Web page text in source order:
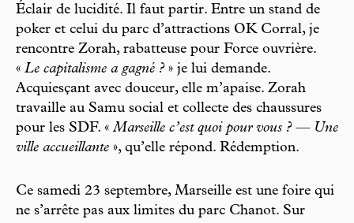
Éclair de lucidité. Il faut partir. Entre un stand de
poker et celui du parc d’attractions OK Corral, je
rencontre Zorah, rabatteuse pour Force ouvrière.
« Le capitalisme a gagné ?» je lui demande.
Acquiesçant avec douceur, elle m’apaise. Zorah
travaille au Samu social et collecte des chaussures
pour les SDF. «Marseille c’est quoi pour vous ? — Une
ville accueillante », qu’elle répond. Rédemption.
Ce samedi 23 septembre, Marseille est une foire qui
ne s’arrête pas aux limites du parc Chanot. Sur